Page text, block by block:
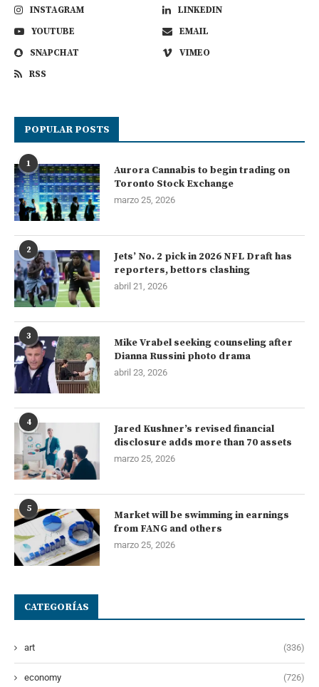
INSTAGRAM
LINKEDIN
YOUTUBE
EMAIL
SNAPCHAT
VIMEO
RSS
POPULAR POSTS
1
Aurora Cannabis to begin trading on
Toronto Stock Exchange
marzo 25, 2026
2
Jets’ No. 2 pick in 2026 NFL Draft has
reporters, bettors clashing
abril 21, 2026
3
Mike Vrabel seeking counseling after
Dianna Russini photo drama
abril 23, 2026
4
Jared Kushner’s revised financial
disclosure adds more than 70 assets
marzo 25, 2026
5
Market will be swimming in earnings
from FANG and others
marzo 25, 2026
CATEGORÍAS
art (336)
economy (726)